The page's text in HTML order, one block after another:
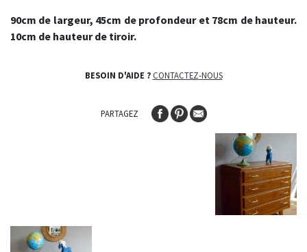
90cm de largeur, 45cm de profondeur et 78cm de hauteur.
10cm de hauteur de tiroir.
BESOIN D'AIDE ? CONTACTEZ-NOUS
PARTAGEZ